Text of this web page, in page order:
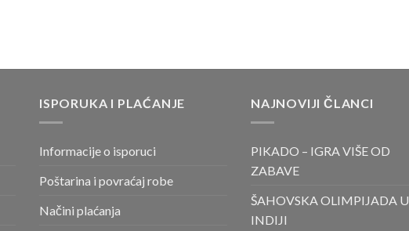
ISPORUKA I PLAĆANJE
Informacije o isporuci
Poštarina i povraćaj robe
Načini plaćanja
NAJNOVIJI ČLANCI
PIKADO – IGRA VIŠE OD
ZABAVE
ŠAHOVSKA OLIMPIJADA U
INDIJI